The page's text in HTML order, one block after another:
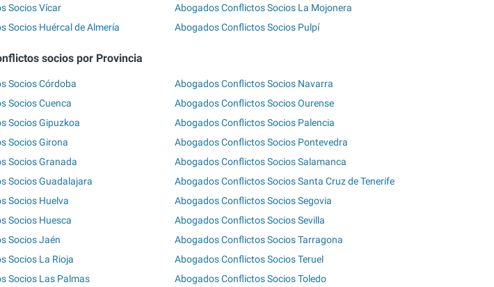
Socios Vícar
Socios Huércal de Almería
Abogados Conflictos Socios La Mojonera
Abogados Conflictos Socios Pulpí
socios por Provincia
Socios Córdoba
Socios Cuenca
Socios Gipuzkoa
Socios Girona
Socios Granada
Socios Guadalajara
Socios Huelva
Socios Huesca
Socios Jaén
Socios La Rioja
Socios Las Palmas
Abogados Conflictos Socios Navarra
Abogados Conflictos Socios Ourense
Abogados Conflictos Socios Palencia
Abogados Conflictos Socios Pontevedra
Abogados Conflictos Socios Salamanca
Abogados Conflictos Socios Santa Cruz de Tenerife
Abogados Conflictos Socios Segovia
Abogados Conflictos Socios Sevilla
Abogados Conflictos Socios Tarragona
Abogados Conflictos Socios Teruel
Abogados Conflictos Socios Toledo